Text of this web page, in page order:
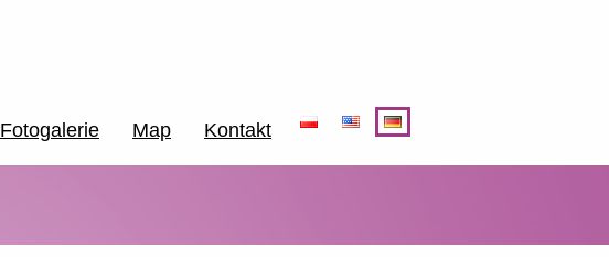
Fotogalerie Map Kontakt